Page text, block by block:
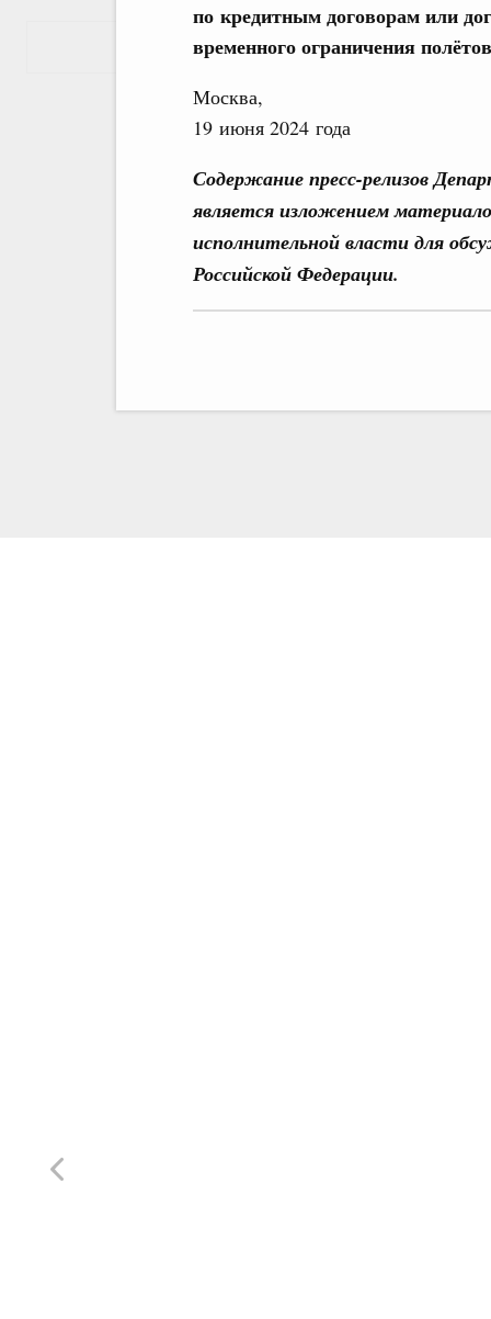
по кредитным договорам или
временного ограничения
Москва,
19 июня 2024 года
Содержание пресс-релизов
является изложением
исполнительной власти для
Российской Федерации.
Показать еще